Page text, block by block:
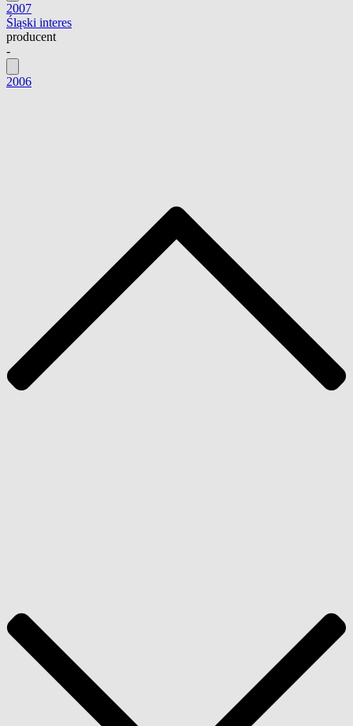
2007
Śląski interes
producent
-
2006